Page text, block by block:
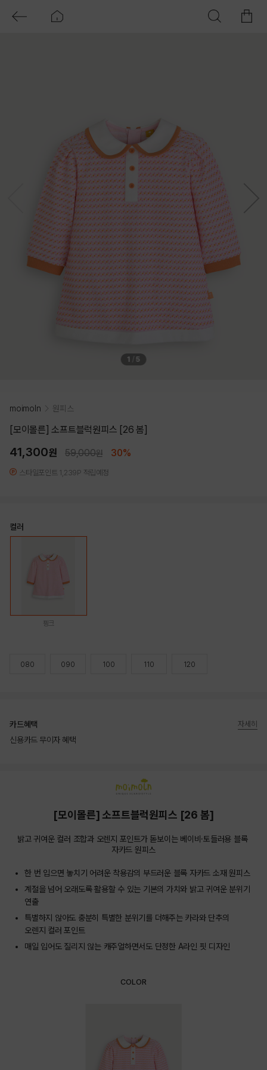
1 5
moimoln 원피스
[모이몰른] 소프트블럭원피스 [26 봄]
41,300원 59,000원 30%
스타일포인트 1,239P 적립예정
컬러
핑크
080 090 100 110 120
카드혜택
신용카드 무이자 혜택
자세히
[모이몰른] 소프트블럭원피스 [26 봄]
밝고 귀여운 컬러 조합과 오렌지 포인트가 돋보이는 베이비·토들러용 블록
자카드 원피스
한 번 입으면 놓치기 어려운 착용감의 부드러운 블록 자카드 소재 원피스
계절을 넘어 오래도록 활용할 수 있는 기본의 가치와 밝고 귀여운 분위기
연출
특별하지 않아도 충분히 특별한 분위기를 더해주는 카라와 단추의
오렌지 컬러 포인트
매일 입어도 질리지 않는 캐주얼하면서도 단정한 A라인 핏 디자인
COLOR